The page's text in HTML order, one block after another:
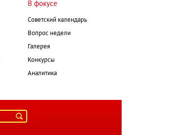
В фокусе
Советский календарь
Вопрос недели
Галерея
Конкурсы
Аналитика